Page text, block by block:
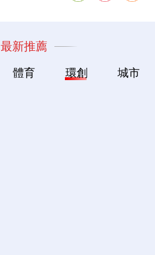
最新推薦
體育 環創 城市